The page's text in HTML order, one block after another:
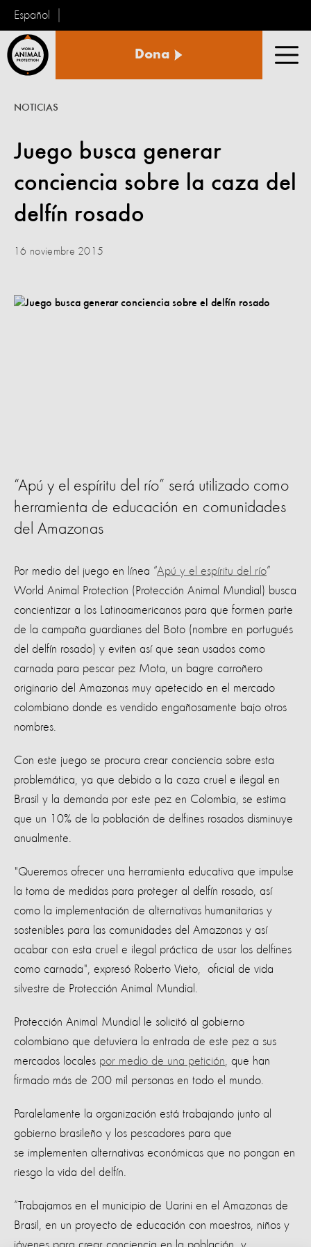
Español
Animal
Dona
Juego busca generar
conciencia sobre la caza del
delfín rosado
NOTICIAS
16 noviembre 2015
“Apú y el espíritu del río” será utilizado como
herramienta de educación en comunidades
del Amazonas
Por medio del juego en línea “Apú y el espíritu del río”
World Animal Protection (Protección Animal Mundial) busca
concientizar a los Latinoamericanos para que formen parte
de la campaña guardianes del Boto (nombre en portugués
del delfín rosado) y eviten así que sean usados como
carnada para pescar pez Mota, un bagre carroñero
originario del Amazonas muy apetecido en el mercado
colombiano donde es vendido engañosamente bajo otros
nombres.
Con este juego se procura crear conciencia sobre esta
problemática, ya que debido a la caza cruel e ilegal en
Brasil y la demanda por este pez en Colombia, se estima
que un 10% de la población de delfines rosados disminuye
anualmente.
"Queremos ofrecer una herramienta educativa que impulse
la toma de medidas para proteger al delfín rosado, así
como la implementación de alternativas humanitarias y
sostenibles para las comunidades del Amazonas y así
acabar con esta cruel e ilegal práctica de usar los delfines
como carnada", expresó Roberto Vieto, oficial de vida
silvestre de Protección Animal Mundial.
Protección Animal Mundial le solicitó al gobierno
colombiano que detuviera la entrada de este pez a sus
mercados locales por medio de una petición , que han
firmado más de 200 mil personas en todo el mundo.
Paralelamente la organización está trabajando junto al
gobierno brasileño y los pescadores para que
se implementen alternativas económicas que no pongan en
riesgo la vida del delfín.
“Trabajamos en el municipio de Uarini en el Amazonas de
Brasil, en un proyecto de educación con maestros, niños y